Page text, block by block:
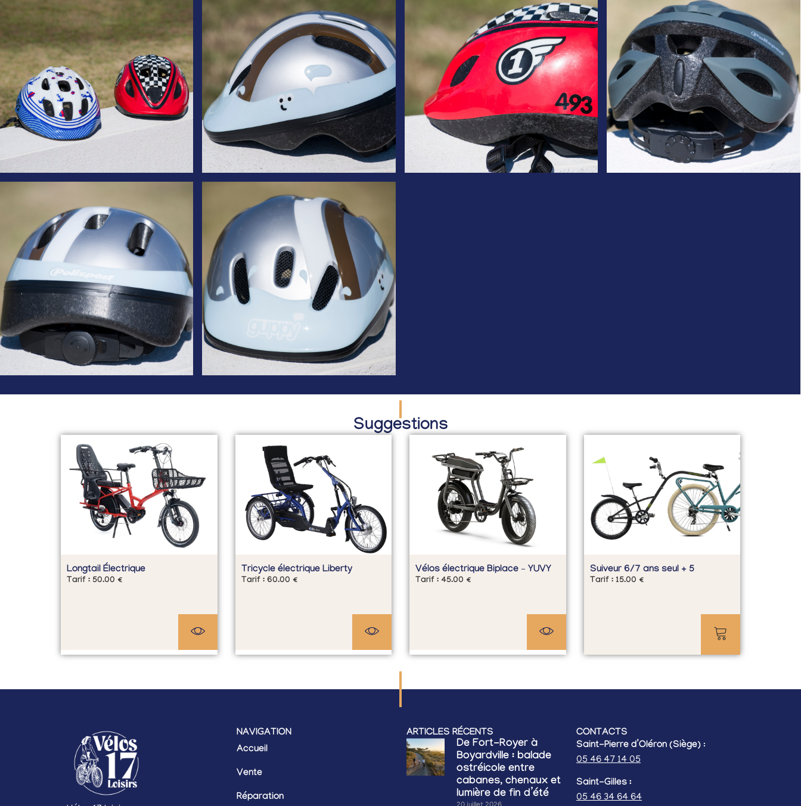
Suggestions
Longtail Électrique
Tarif : 50.00 €
Tricycle électrique Liberty
Tarif : 60.00 €
Vélos électrique Biplace – YUVY
Tarif : 45.00 €
Suiveur 6/7 ans seul + 5
Tarif : 15.00 €
NAVIGATION
Accueil
Vente
Réparation
ARTICLES RÉCENTS
De Fort-Royer à
Boyardville : balade
ostréicole entre
cabanes, chenaux et
lumière de fin d’été
CONTACTS
Saint-Pierre d’Oléron (Siège) :
05 46 47 14 05
Saint-Gilles :
05 46 34 64 64